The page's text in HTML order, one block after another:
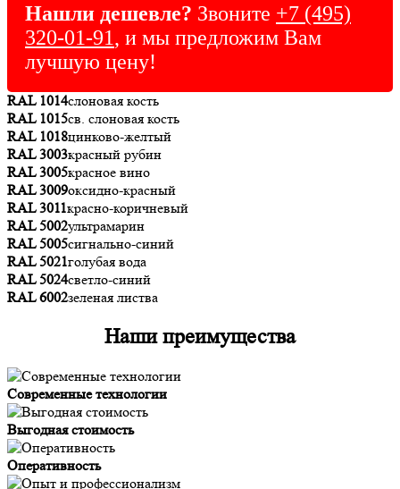
Нашли дешевле? Звоните +7 (495)
320-01-91, и мы предложим Вам
лучшую цену!
RAL 1014слоновая кость
RAL 1015св. слоновая кость
RAL 1018цинково-желтый
RAL 3003красный рубин
RAL 3005красное вино
RAL 3009оксидно-красный
RAL 3011красно-коричневый
RAL 5002ультрамарин
RAL 5005сигнально-синий
RAL 5021голубая вода
RAL 5024светло-синий
RAL 6002зеленая листва
Наши преимущества
Современные технологии
Выгодная стоимость
Оперативность